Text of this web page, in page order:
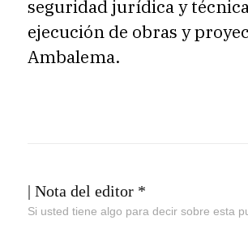
seguridad jurídica y
ejecución de obras y
Ambalema.
| Nota del editor *
Si usted tiene algo para decir sobre esta